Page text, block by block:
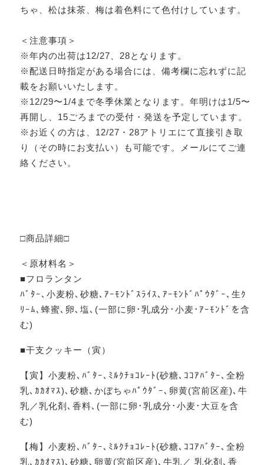
ちゃ、松は抹茶、梅は着色料にて色付けしています。
＜注意事項＞
※年内の出荷は12/27、28となります。
※配送日時指定がある場合には、備考欄に忘れずに記
載をお願いいたします。
※12/29〜1/4まで冬季休業となります。年明けは1/5〜
再開し、15ごろまでの受付・発送を予定しています。
※お近くの方は、12/27・28アトリエにて直接引き取
り（その時にお支払い）も可能です。メールにてご連
絡ください。
□商品詳細□
＜原材料名＞
■フロランタン
ﾊﾞﾀｰ､小麦粉､砂糖､ｱｰﾓﾝﾄﾞｽﾗｲｽ､ｱｰﾓﾝﾄﾞﾊﾟｳﾀﾞｰ､生ｸ
ﾘｰﾑ､蜂蜜､卵､塩､(一部に卵･乳成分･小麦･ｱｰﾓﾝﾄﾞを含
む)
■干支クッキー（寅）
【寅】小麦粉､ﾊﾞﾀｰ､ﾐﾙｸﾁｮｺﾚｰﾄ(砂糖､ｺｺｱﾊﾞﾀｰ､全粉
乳､ｶｶｵﾏｽ)､砂糖､かぼちゃﾊﾟｳﾀﾞｰ､卵黄(宮前区産)､牛
乳／乳化剤､香料､(一部に卵･乳成分･小麦･大豆を含
む)
【梅】小麦粉､ﾊﾞﾀｰ､ﾐﾙｸﾁｮｺﾚｰﾄ(砂糖､ｺｺｱﾊﾞﾀｰ､全粉
乳､ｶｶｵﾏｽ)､砂糖､卵黄(宮前区産)､牛乳／ 乳化剤､香